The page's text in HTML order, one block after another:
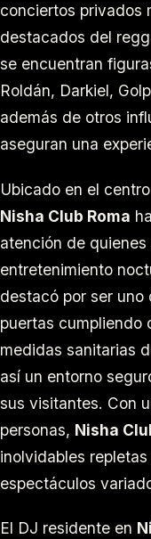
conciertos privados
destacados del
se encuentran
Roldán, Darkiel,
además de otros
aseguran una
Ubicado en el
Nisha Club Roma
atención de
entretenimiento
destacó por ser uno
puertas cumpliendo
medidas sanitarias
así un entorno
sus visitantes. Con
personas, Nisha
inolvidables
espectáculos
El DJ residente en